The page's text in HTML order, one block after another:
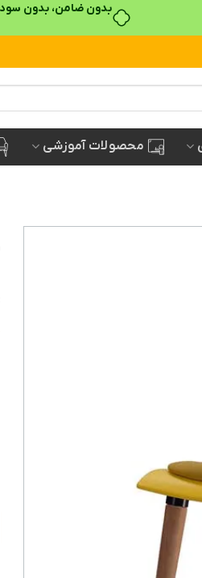
محصولات آموزشی